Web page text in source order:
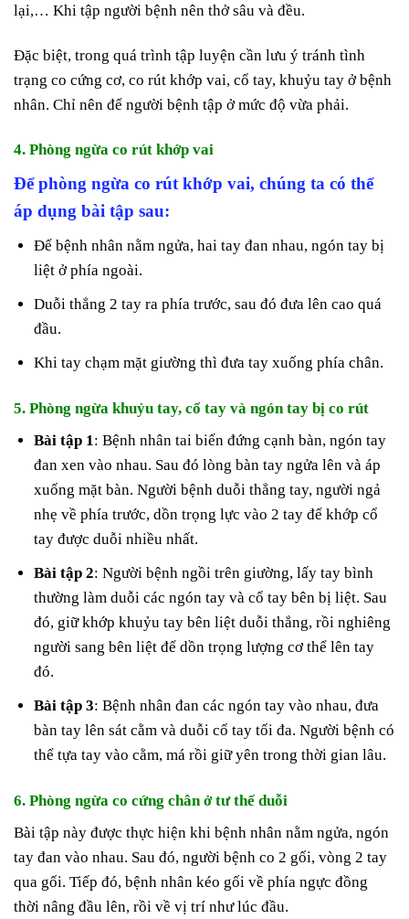
lại,… Khi tập người bệnh nên thở sâu và đều.
Đặc biệt, trong quá trình tập luyện cần lưu ý tránh tình
trạng co cứng cơ, co rút khớp vai, cổ tay, khuỷu tay ở bệnh
nhân. Chỉ nên để người bệnh tập ở mức độ vừa phải.
4. Phòng ngừa co rút khớp vai
Để phòng ngừa co rút khớp vai, chúng ta có thể
áp dụng bài tập sau:
Để bệnh nhân nằm ngửa, hai tay đan nhau, ngón tay bị
liệt ở phía ngoài.
Duỗi thẳng 2 tay ra phía trước, sau đó đưa lên cao quá
đầu.
Khi tay chạm mặt giường thì đưa tay xuống phía chân.
5. Phòng ngừa khuỷu tay, cổ tay và ngón tay bị co rút
Bài tập 1: Bệnh nhân tai biến đứng cạnh bàn, ngón tay
đan xen vào nhau. Sau đó lòng bàn tay ngửa lên và áp
xuống mặt bàn. Người bệnh duỗi thẳng tay, người ngả
nhẹ về phía trước, dồn trọng lực vào 2 tay để khớp cổ
tay được duỗi nhiều nhất.
Bài tập 2: Người bệnh ngồi trên giường, lấy tay bình
thường làm duỗi các ngón tay và cổ tay bên bị liệt. Sau
đó, giữ khớp khuỷu tay bên liệt duỗi thẳng, rồi nghiêng
người sang bên liệt để dồn trọng lượng cơ thể lên tay
đó.
Bài tập 3: Bệnh nhân đan các ngón tay vào nhau, đưa
bàn tay lên sát cằm và duỗi cổ tay tối đa. Người bệnh có
thể tựa tay vào cằm, má rồi giữ yên trong thời gian lâu.
6. Phòng ngừa co cứng chân ở tư thế duỗi
Bài tập này được thực hiện khi bệnh nhân nằm ngửa, ngón
tay đan vào nhau. Sau đó, người bệnh co 2 gối, vòng 2 tay
qua gối. Tiếp đó, bệnh nhân kéo gối về phía ngực đồng
thời nâng đầu lên, rồi về vị trí như lúc đầu.